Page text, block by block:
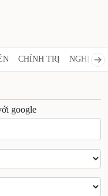
CHÍNH TRỊ NGHỊ
google